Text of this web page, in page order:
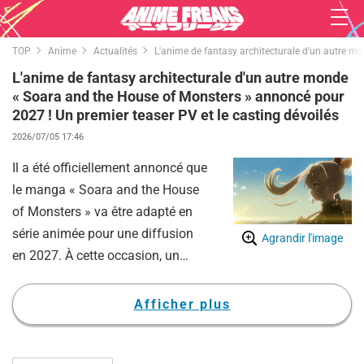
TOP Anime Actualités L'anime de fantasy architecturale d'un autre
L'anime de fantasy architecturale d'un autre monde
« Soara and the House of Monsters » annoncé pour
2027 ! Un premier teaser PV et le casting dévoilés
2026/07/05 17:46
Agrandir l'image
Il a été officiellement annoncé que
le manga « Soara and the House
of Monsters » va être adapté en
série animée pour une diffusion
en 2027. À cette occasion, un
ultra-teaser ont été dévoilés au
public. De plus, l'équipe principale
Afficher plus